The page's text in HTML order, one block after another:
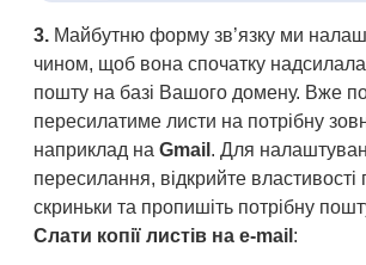
3. Майбутню форму зв’язку ми
чином, щоб вона спочатку
пошту на базі Вашого домену. Вже
пересилатиме листи на потрібну
наприклад на Gmail . Для
пересилання, відкрийте властивості
скриньки та пропишіть потрібну
Слати копії листів на e-mail :